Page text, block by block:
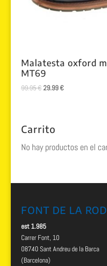
Malatesta oxford
MT69
99.95€El
99.95 €.
29.99€El
Carrito
No hay productos en el
FONT DE LA
est 1.985
Carrer Font, 10
08740 Sant Andreu de la Barca
(Barcelona)